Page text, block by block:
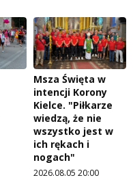
Msza Święta w
intencji Korony
Kielce. "Piłkarze
wiedzą, że nie
wszystko jest w
ich rękach i
nogach"
2026.08.05 20:00